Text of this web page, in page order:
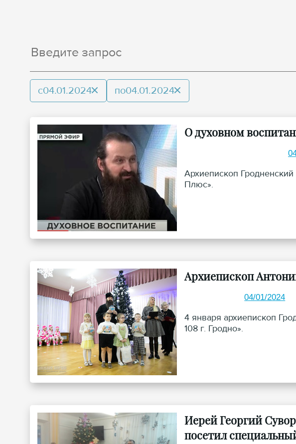
с04.01.2024 по04.01.2024
О духовном
Архиепископ
Плюс».
Архиепископ
04/01/2024
4 января архиепископ
108 г. Гродно».
Иерей Георгий
посетил